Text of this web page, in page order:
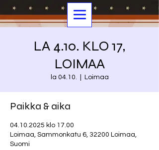
LA 4.10. KLO 17,
LOIMAA
la 04.10. Loimaa
Paikka & aika
04.10.2025 klo 17.00
Loimaa, Sammonkatu 6, 32200 Loimaa,
Suomi